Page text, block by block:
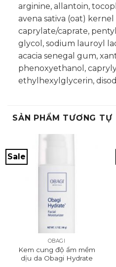
arginine, allantoin,
avena sativa (oat)
caprylate/caprate,
glycol, sodium lauroyl
acacia senegal gum,
phenoxyethanol,
ethylhexylglycerin,
SẢN PHẨM TƯƠNG TỰ
Sale
OBAGI
Kem cung độ ẩm mềm
dịu da Obagi Hydrate